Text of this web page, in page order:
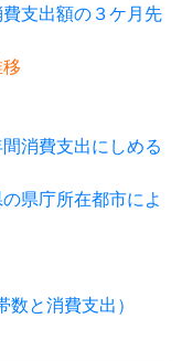
支出額の３ケ月先
移
消費支出にしめる
県庁所在都市によ
と消費支出）